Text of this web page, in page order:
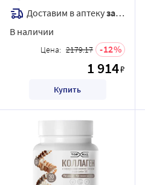
Доставим в аптекузавтра
В наличии
Цена: 2179.17 12
1 914₽
Купить